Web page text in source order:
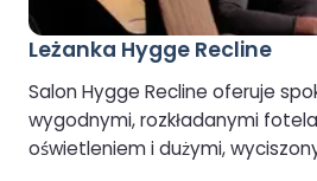
Leżanka Hygge Recline
Salon Hygge Recline oferuje
wygodnymi, rozkładanymi
oświetleniem i dużymi,